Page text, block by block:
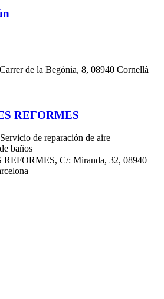
de la Begònia, 8, 08940 Cornellà
REFORMES
Servicio de reparación de aire
baños
C/: Miranda, 32, 08940